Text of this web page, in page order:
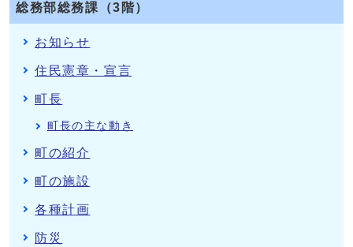
総務部総務課（3階）
お知らせ
住民憲章・宣言
町長
町長の主な動き
町の紹介
町の施設
各種計画
防災